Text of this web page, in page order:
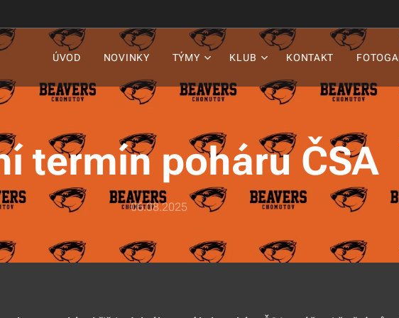
ÚVOD NOVINKY TÝMY KLUB KONTAKT
termín poháru ČSA
06.08.2025